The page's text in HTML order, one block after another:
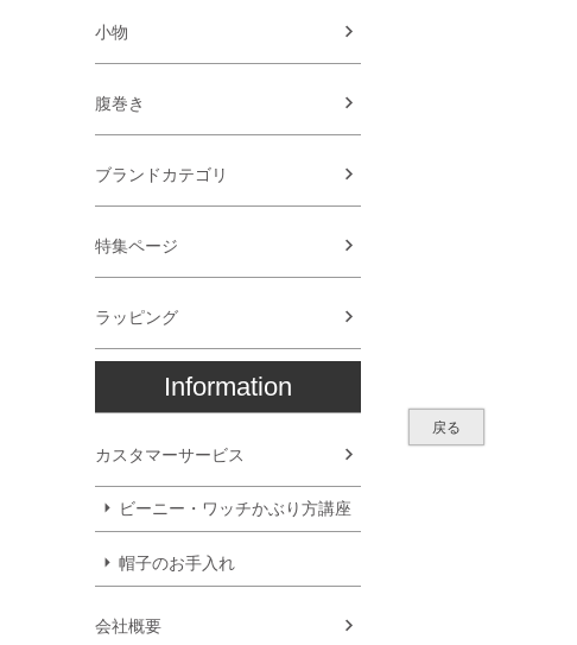
小物
腹巻き
ブランドカテゴリ
特集ページ
ラッピング
Information
カスタマーサービス
ビーニー・ワッチかぶり方講座
帽子のお手入れ
会社概要
戻る